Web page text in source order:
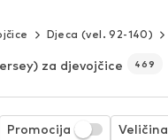
Djeca (vel. 92-140)
za djevojčice 469
Promocija Veličina